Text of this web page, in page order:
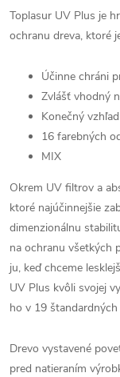
Toplasur UV Plus je
ochranu dreva, ktoré
Účinne chráni
Zvlášť vhodný
Konečný
16 farebných
MIX
Okrem UV filtrov a
ktoré najúčinnejšie
dimenzionálnu
na ochranu všetkých
ju, keď chceme
UV Plus kvôli svojej
ho v 19
Drevo vystavené
pred natieraním